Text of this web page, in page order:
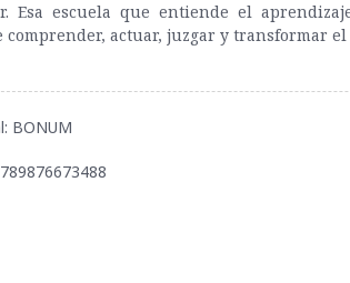
Esa escuela que entiende el
comprender, actuar, juzgar y transformar
BONUM